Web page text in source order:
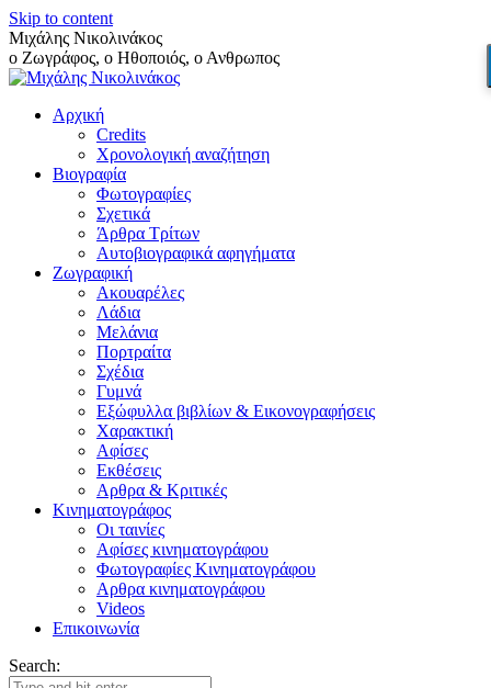
Skip to content
Μιχάλης Νικολινάκος
ο Ζωγράφος, ο Ηθοποιός, ο Ανθρωπος
Αρχική
Credits
Χρονολογική αναζήτηση
Βιογραφία
Φωτογραφίες
Σχετικά
Άρθρα Τρίτων
Αυτοβιογραφικά αφηγήματα
Ζωγραφική
Ακουαρέλες
Λάδια
Μελάνια
Πορτραίτα
Σχέδια
Γυμνά
Εξώφυλλα βιβλίων & Εικονογραφήσεις
Χαρακτική
Αφίσες
Εκθέσεις
Αρθρα & Κριτικές
Κινηματογράφος
Οι ταινίες
Αφίσες κινηματογράφου
Φωτογραφίες Κινηματογράφου
Αρθρα κινηματογράφου
Videos
Επικοινωνία
Search: